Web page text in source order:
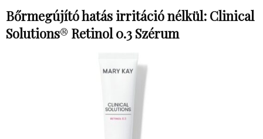
Bőrmegújító hatás irritáció nélkül: Clinical
Solutions® Retinol 0.3 Szérum